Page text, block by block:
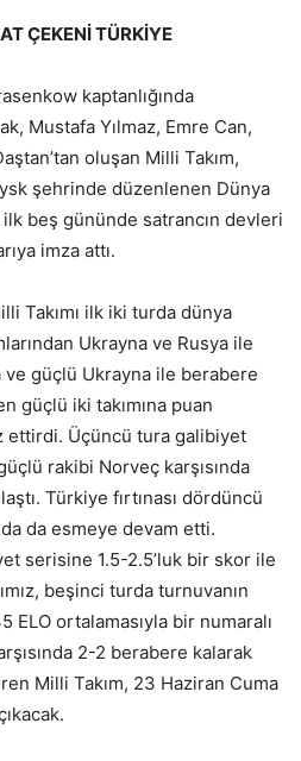
ÇEKENİ TÜRKİYE
kaptanlığında
Mustafa Yılmaz, Emre Can,
oluşan Milli Takım,
şehrinde düzenlenen Dünya
ilk beş gününde satrancın devleri
imza attı.
Takımı ilk iki turda dünya
Ukrayna ve Rusya ile
ve güçlü Ukrayna ile berabere
güçlü iki takımına puan
ettirdi. Üçüncü tura galibiyet
rakibi Norveç karşısında
Türkiye fırtınası dördüncü
da esmeye devam etti.
serisine 1.5-2.5’luk bir skor ile
beşinci turda turnuvanın
ELO ortalamasıyla bir numaralı
2-2 berabere kalarak
Milli Takım, 23 Haziran Cuma